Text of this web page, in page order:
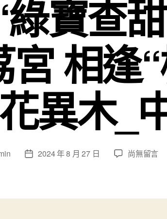
寶查
相逢
異木_
文
日
2024 年 8 月 27 日
在
城
尚無留言